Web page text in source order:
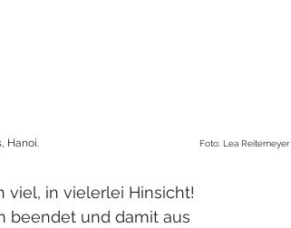
Vietnams, Hanoi. Foto: Lea Reitemeyer
viel, in vielerlei Hinsicht!
beendet und damit aus